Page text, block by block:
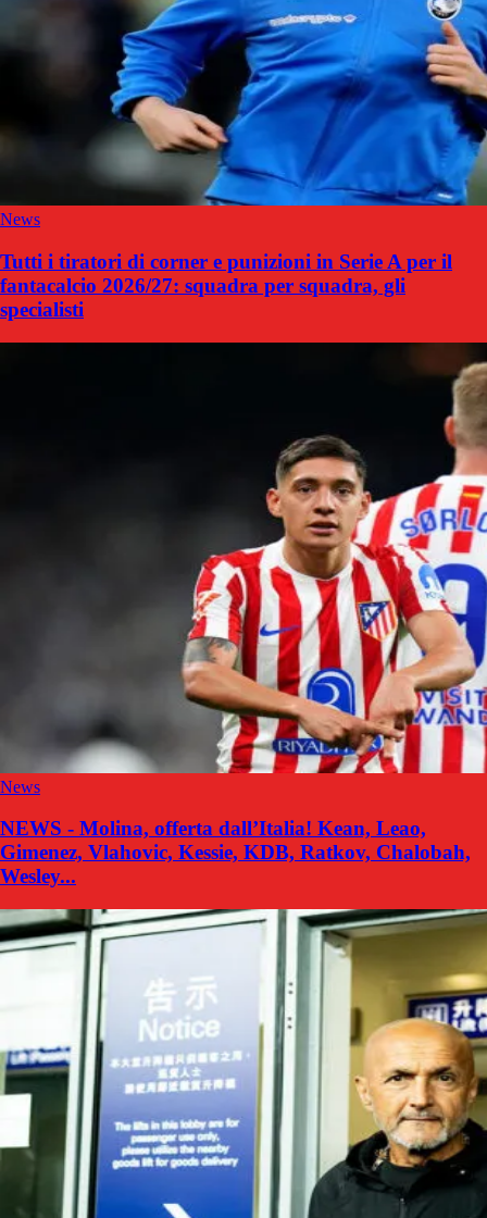
News
Tutti i tiratori di corner e punizioni in Serie A per il
fantacalcio 2026/27: squadra per squadra, gli
specialisti
News
NEWS - Molina, offerta dall’Italia! Kean, Leao,
Gimenez, Vlahovic, Kessie, KDB, Ratkov, Chalobah,
Wesley...